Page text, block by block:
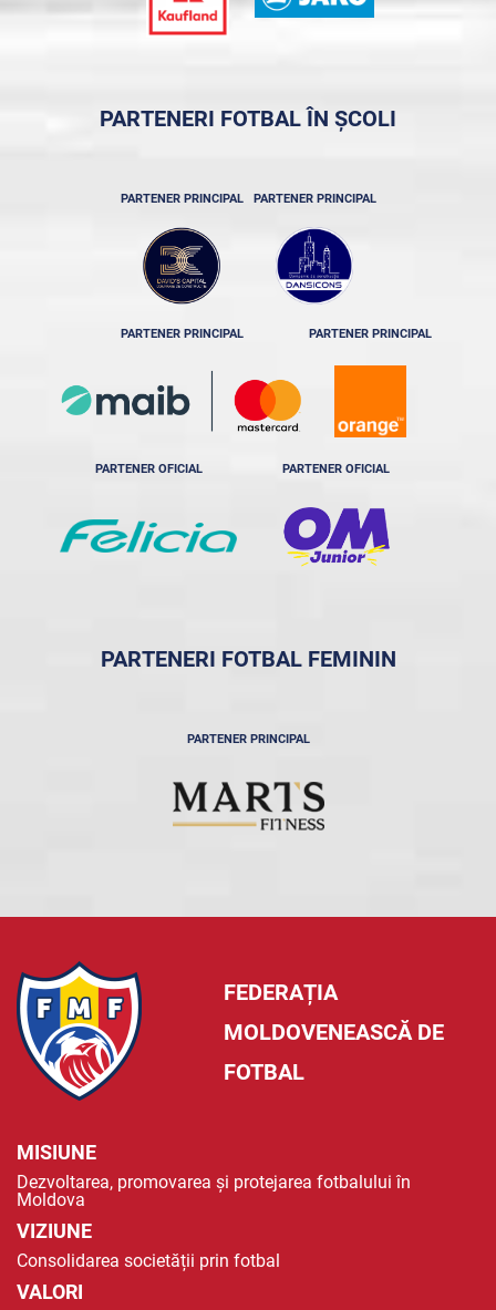
PARTENERI FOTBAL ÎN ȘCOLI
PARTENER PRINCIPAL PARTENER PRINCIPAL
PARTENER PRINCIPAL PARTENER PRINCIPAL
PARTENER OFICIAL PARTENER OFICIAL
PARTENERI FOTBAL FEMININ
PARTENER PRINCIPAL
FEDERAȚIA
MOLDOVENEASCĂ DE
FOTBAL
MISIUNE
Dezvoltarea, promovarea și protejarea fotbalului în
Moldova
VIZIUNE
Consolidarea societății prin fotbal
VALORI